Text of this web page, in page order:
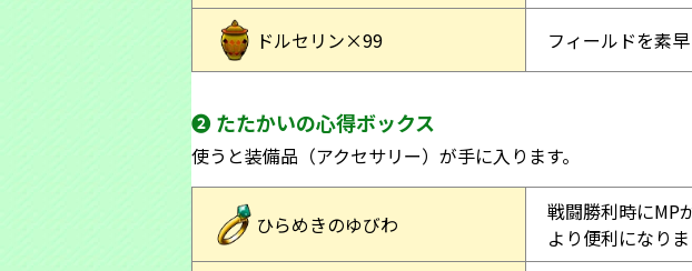
ドルセリン×99 フィールドを素
❷ たたかいの心得ボックス
使うと装備品（アクセサリー）が手に入ります。
ひらめきのゆびわ
戦闘勝利時にMP
より便利になりま